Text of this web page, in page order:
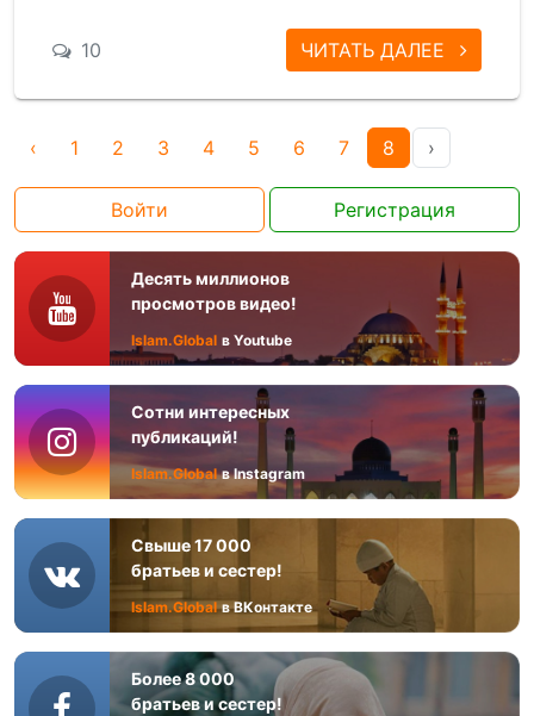
10 ЧИТАТЬ ДАЛЕЕ
‹ 1 2 3 4 5 6 7 8 ›
Войти Регистрация
Десять миллионов
просмотров видео!
Islam.Global в Youtube
Сотни интересных
публикаций!
Islam.Global в Instagram
Свыше 17 000
братьев и сестер!
Islam.Global в ВКонтакте
Более 8 000
братьев и сестер!